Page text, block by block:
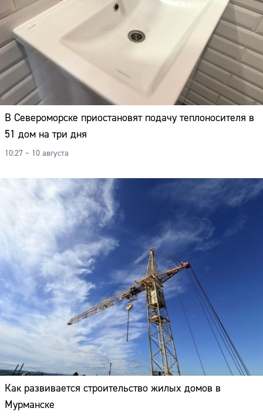
В Североморске приостановят подачу теплоносителя в
51 дом на три дня
10:27 – 10 августа
Как развивается строительство жилых домов в
Мурманске